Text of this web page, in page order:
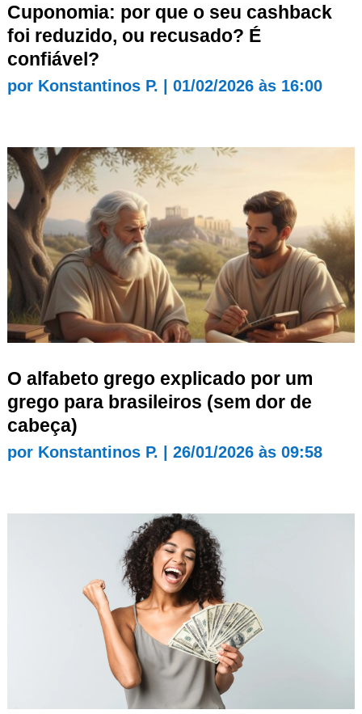
Cuponomia: por que o seu cashback
foi reduzido, ou recusado? É
confiável?
por Konstantinos P. 01/02/2026 às 16:00
O alfabeto grego explicado por um
grego para brasileiros (sem dor de
cabeça)
por Konstantinos P. 26/01/2026 às 09:58